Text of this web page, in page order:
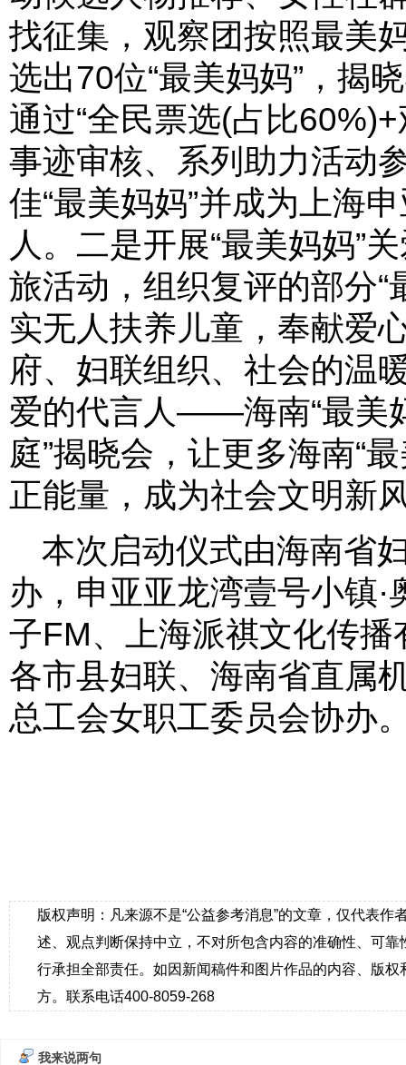
找征集，观察团按照最美
选出70位“最美妈妈”，揭
通过“全民票选(占比
事迹审核、系列助力活动
佳“最美妈妈”并成为上海
人。二是开展“最美妈妈”
旅活动，组织复评的部分“
实无人扶养儿童，奉献爱
府、妇联组织、社会的温
爱的代言人——海南“最美
庭”揭晓会，让更多海南“
正能量，成为社会文明新
本次启动仪式由海南省
办，申亚亚龙湾壹号小镇
子FM、上海派祺文化传
各市县妇联、海南省直属
总工会女职工委员会协办
版权声明：凡来源不是“公益参考消息”的文章，仅代表
述、观点判断保持中立，不对所包含内容的准确性、可
行承担全部责任。如因新闻稿件和图片作品的内容、版
方。联系电话400-8059-268